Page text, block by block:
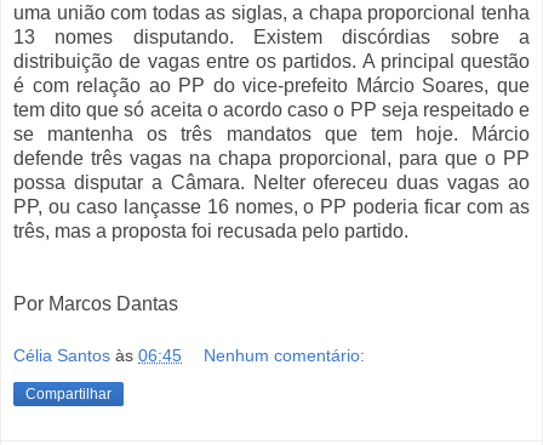
uma união com todas as siglas, a chapa proporcional tenha
13 nomes disputando. Existem discórdias sobre a
distribuição de vagas entre os partidos. A principal questão
é com relação ao PP do vice-prefeito Márcio Soares, que
tem dito que só aceita o acordo caso o PP seja respeitado e
se mantenha os três mandatos que tem hoje. Márcio
defende três vagas na chapa proporcional, para que o PP
possa disputar a Câmara. Nelter ofereceu duas vagas ao
PP, ou caso lançasse 16 nomes, o PP poderia ficar com as
três, mas a proposta foi recusada pelo partido.
Por Marcos Dantas
Célia Santos às 06:45 Nenhum comentário:
Compartilhar